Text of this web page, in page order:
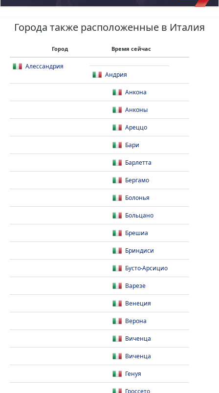
Города также расположенные в Италия
Город Время сейчас
Алессандрия
Андрия
Анкона
Анконы
Ареццо
Бари
Барлетта
Бергамо
Болонья
Больцано
Брешиа
Бриндиси
Бусто-Арсицио
Варезе
Венеция
Верона
Виченца
Виченца
Генуя
Гроссето